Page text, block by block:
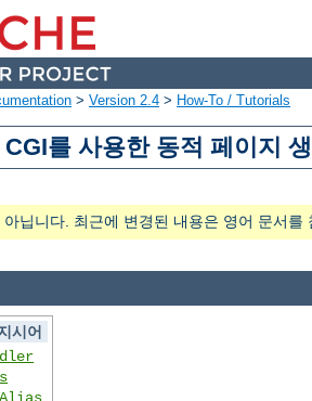
> Version 2.4 > How-To / Tutorials
를 사용한 동적 페이지
닙니다. 최근에 변경된 내용은 영어 문서를
시어